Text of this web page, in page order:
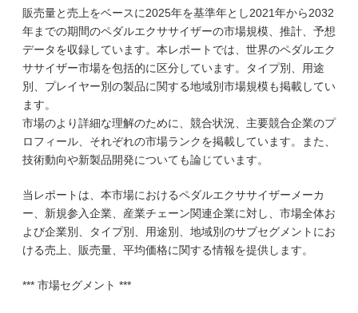
販売量と売上をベースに2025年を基準年とし2021年から2032
年までの期間のペダルエクササイザーの市場規模、推計、予想
データを収録しています。本レポートでは、世界のペダルエク
ササイザー市場を包括的に区分しています。タイプ別、用途
別、プレイヤー別の製品に関する地域別市場規模も掲載してい
ます。
市場のより詳細な理解のために、競合状況、主要競合企業のプ
ロフィール、それぞれの市場ランクを掲載しています。また、
技術動向や新製品開発についても論じています。
当レポートは、本市場におけるペダルエクササイザーメーカ
ー、新規参入企業、産業チェーン関連企業に対し、市場全体お
よび企業別、タイプ別、用途別、地域別のサブセグメントにお
ける売上、販売量、平均価格に関する情報を提供します。
*** 市場セグメント ***